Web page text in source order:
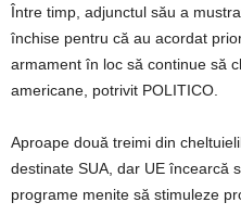
Între timp, adjunctul său a
închise pentru că au acordat
armament în loc să continue să
americane, potrivit POLITICO.
Aproape două treimi din
destinate SUA, dar UE încearcă
programe menite să stimuleze